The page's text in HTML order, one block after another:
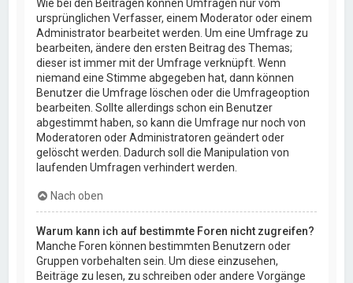
Wie bei den Beiträgen können Umfragen nur vom
ursprünglichen Verfasser, einem Moderator oder einem
Administrator bearbeitet werden. Um eine Umfrage zu
bearbeiten, ändere den ersten Beitrag des Themas;
dieser ist immer mit der Umfrage verknüpft. Wenn
niemand eine Stimme abgegeben hat, dann können
Benutzer die Umfrage löschen oder die Umfrageoption
bearbeiten. Sollte allerdings schon ein Benutzer
abgestimmt haben, so kann die Umfrage nur noch von
Moderatoren oder Administratoren geändert oder
gelöscht werden. Dadurch soll die Manipulation von
laufenden Umfragen verhindert werden.
Nach oben
Warum kann ich auf bestimmte Foren nicht zugreifen?
Manche Foren können bestimmten Benutzern oder
Gruppen vorbehalten sein. Um diese einzusehen,
Beiträge zu lesen, zu schreiben oder andere Vorgänge